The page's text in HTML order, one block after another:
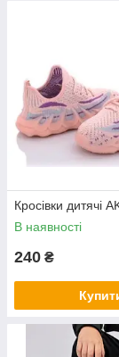
Кросівки дитячі
В наявності
240 ₴